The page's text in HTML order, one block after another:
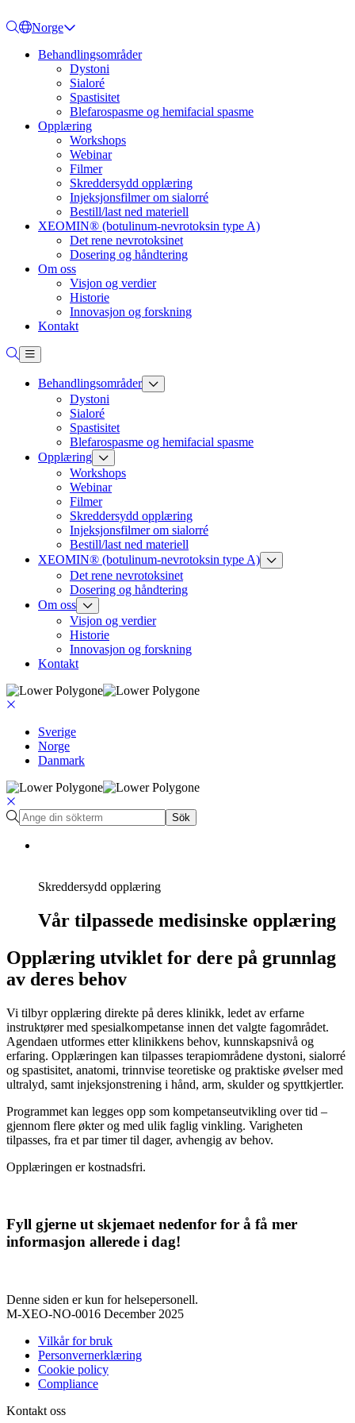
Norge
Behandlingsområder
Dystoni
Sialoré
Spastisitet
Blefarospasme og hemifacial spasme
Opplæring
Workshops
Webinar
Filmer
Skreddersydd opplæring
Injeksjonsfilmer om sialorré
Bestill/last ned materiell
XEOMIN® (botulinum-nevrotoksin type A)
Det rene nevrotoksinet
Dosering og håndtering
Om oss
Visjon og verdier
Historie
Innovasjon og forskning
Kontakt
Behandlingsområder
Dystoni
Sialoré
Spastisitet
Blefarospasme og hemifacial spasme
Opplæring
Workshops
Webinar
Filmer
Skreddersydd opplæring
Injeksjonsfilmer om sialorré
Bestill/last ned materiell
XEOMIN® (botulinum-nevrotoksin type A)
Det rene nevrotoksinet
Dosering og håndtering
Om oss
Visjon og verdier
Historie
Innovasjon og forskning
Kontakt
Sverige
Norge
Danmark
Sök
Skreddersydd opplæring
Vår tilpassede medisinske opplæring
Opplæring utviklet for dere på grunnlag
av deres behov
Vi tilbyr opplæring direkte på deres klinikk, ledet av erfarne
instruktører med spesialkompetanse innen det valgte fagområdet.
Agendaen utformes etter klinikkens behov, kunnskapsnivå og
erfaring. Opplæringen kan tilpasses terapiområdene dystoni, sialorré
og spastisitet, anatomi, trinnvise teoretiske og praktiske øvelser med
ultralyd, samt injeksjonstrening i hånd, arm, skulder og spyttkjertler.
Programmet kan legges opp som kompetanseutvikling over tid –
gjennom flere økter og med ulik faglig vinkling. Varigheten
tilpasses, fra et par timer til dager, avhengig av behov.
Opplæringen er kostnadsfri.
Fyll gjerne ut skjemaet nedenfor for å få mer
informasjon allerede i dag!
Denne siden er kun for helsepersonell.
M-XEO-NO-0016 December 2025
Vilkår for bruk
Personvernerklæring
Cookie policy
Compliance
Kontakt oss